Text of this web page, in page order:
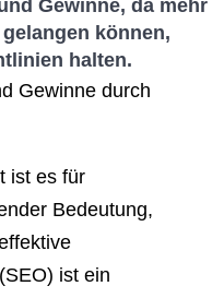
Gewinne, da mehr
können,
halten.
Gewinne durch
ist es für
Bedeutung,
ist ein